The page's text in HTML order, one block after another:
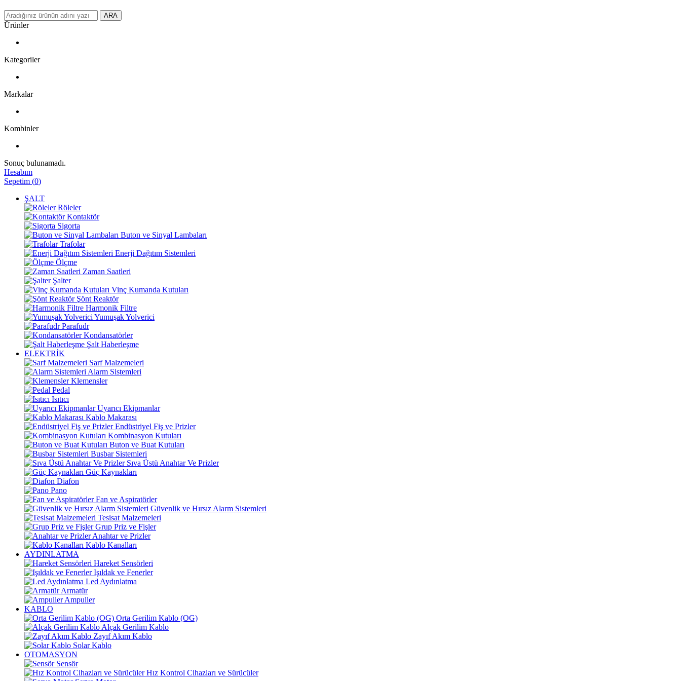
ARA
Ürünler
Kategoriler
Markalar
Kombinler
Sonuç bulunamadı.
Hesabım
Sepetim (0)
ŞALT
Röleler
Kontaktör
Sigorta
Buton ve Sinyal Lambaları
Trafolar
Enerji Dağıtım Sistemleri
Ölçme
Zaman Saatleri
Şalter
Vinç Kumanda Kutuları
Şönt Reaktör
Harmonik Filtre
Yumuşak Yolverici
Parafudr
Kondansatörler
Şalt Haberleşme
ELEKTRİK
Sarf Malzemeleri
Alarm Sistemleri
Klemensler
Pedal
Isıtıcı
Uyarıcı Ekipmanlar
Kablo Makarası
Endüstriyel Fiş ve Prizler
Kombinasyon Kutuları
Buton ve Buat Kutuları
Busbar Sistemleri
Sıva Üstü Anahtar Ve Prizler
Güç Kaynakları
Diafon
Pano
Fan ve Aspiratörler
Güvenlik ve Hırsız Alarm Sistemleri
Tesisat Malzemeleri
Grup Priz ve Fişler
Anahtar ve Prizler
Kablo Kanalları
AYDINLATMA
Hareket Sensörleri
Işıldak ve Fenerler
Led Aydınlatma
Armatür
Ampuller
KABLO
Orta Gerilim Kablo (OG)
Alçak Gerilim Kablo
Zayıf Akım Kablo
Solar Kablo
OTOMASYON
Sensör
Hız Kontrol Cihazları ve Sürücüler